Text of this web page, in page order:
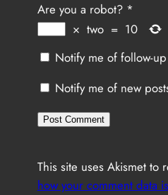
Are you a robot?*
× two = 10
Notify me of follow-
Notify me of new
This site uses Akismet to
how your comment data